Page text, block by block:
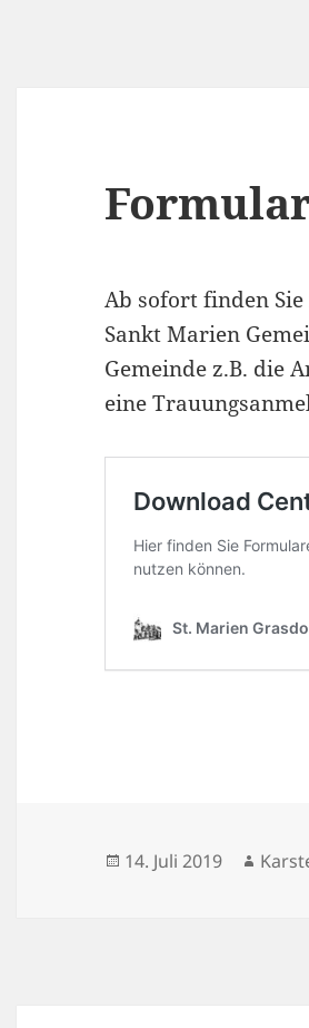
Ab sofort finden
Sankt Marien
Gemeinde z.B. die
eine
Veröffentlicht
14. Juli 2019 Autor